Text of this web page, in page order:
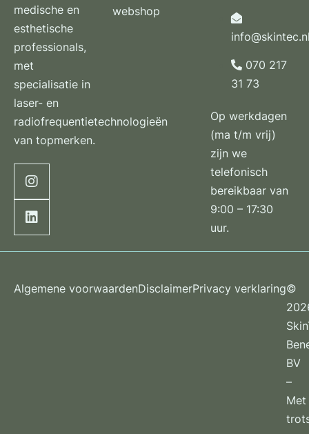
medische en
esthetische
professionals,
met
specialisatie in
laser- en
radiofrequentietechnologieën
van topmerken.
webshop
070 217
31 73
Op werkdagen
(ma t/m vrij)
zijn we
telefonisch
bereikbaar van
9:00 – 17:30
uur.
Algemene voorwaardenDisclaimerPrivacy verklaring©
BV
–
Met